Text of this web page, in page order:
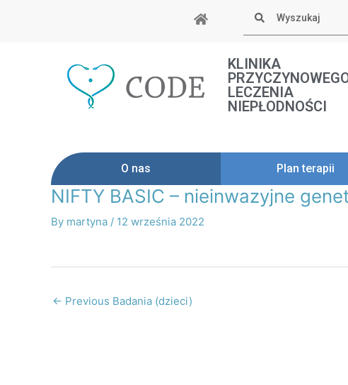
KLINIKA
LECZENIA
NIEPŁODNOŚCI
O nas Plan terapii
NIFTY BASIC – nieinwazyjne
By martyna / 12 września 2022
Post
← Previous Badania (dzieci)